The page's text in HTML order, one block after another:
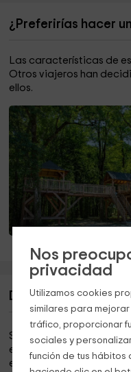
Nos
privacidad
Utilizamos cookies
similares para
tráfico, proporcionar
sociales y
función de tus
¿Preferirías hacer
Las características de
Otros viajeros han
ellos.
Descripción de Les
Si
está buscando
en un lugar que no
encontrado
un sitio